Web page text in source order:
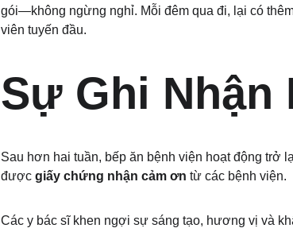
gói—không ngừng nghỉ. Mỗi đêm qua đi, lại có
viên tuyến đầu.
Sự Ghi Nhận
Sau hơn hai tuần, bếp ăn bệnh viện hoạt động trở
được giấy chứng nhận cảm ơn từ các bệnh viện.
Các y bác sĩ khen ngợi sự sáng tạo, hương vị và